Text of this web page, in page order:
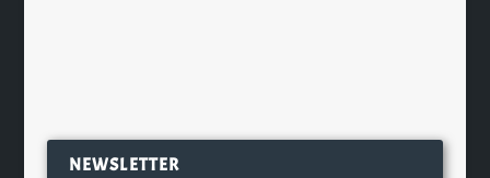
NEWSLETTER